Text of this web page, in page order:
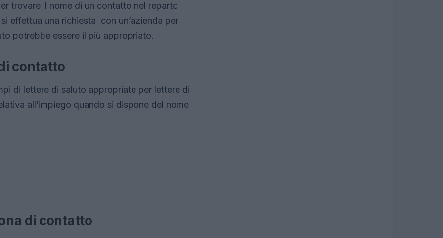
trovare il nome di un contatto nel reparto
effettua una richiesta con un’azienda per
potrebbe essere il più appropriato.
contatto
di lettere di saluto appropriate per lettere di
all’impiego quando si dispone del nome
di contatto